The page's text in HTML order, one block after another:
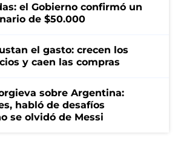
el Gobierno confirmó un
de $50.000
el gasto: crecen los
y caen las compras
sobre Argentina:
habló de desafíos
se olvidó de Messi